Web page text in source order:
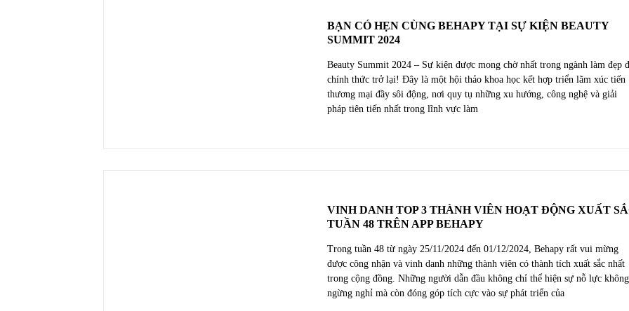
BẠN CÓ HẸN CÙNG BEHAPY TẠI SỰ KIỆN BEAUTY
SUMMIT 2024
Beauty Summit 2024 – Sự kiện được mong chờ nhất trong ngành làm đẹp
chính thức trở lại! Đây là một hội thảo khoa học kết hợp triển lãm xúc tiến
thương mại đầy sôi động, nơi quy tụ những xu hướng, công nghệ và giải
pháp tiên tiến nhất trong lĩnh vực làm
VINH DANH TOP 3 THÀNH VIÊN HOẠT ĐỘNG XUẤT
TUẦN 48 TRÊN APP BEHAPY
Trong tuần 48 từ ngày 25/11/2024 đến 01/12/2024, Behapy rất vui mừng
được công nhận và vinh danh những thành viên có thành tích xuất sắc nhất
trong cộng đồng. Những người dẫn đầu không chỉ thể hiện sự nỗ lực không
ngừng nghỉ mà còn đóng góp tích cực vào sự phát triển của